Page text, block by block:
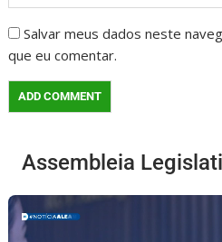
Salvar meus dados neste
que eu comentar.
Assembleia